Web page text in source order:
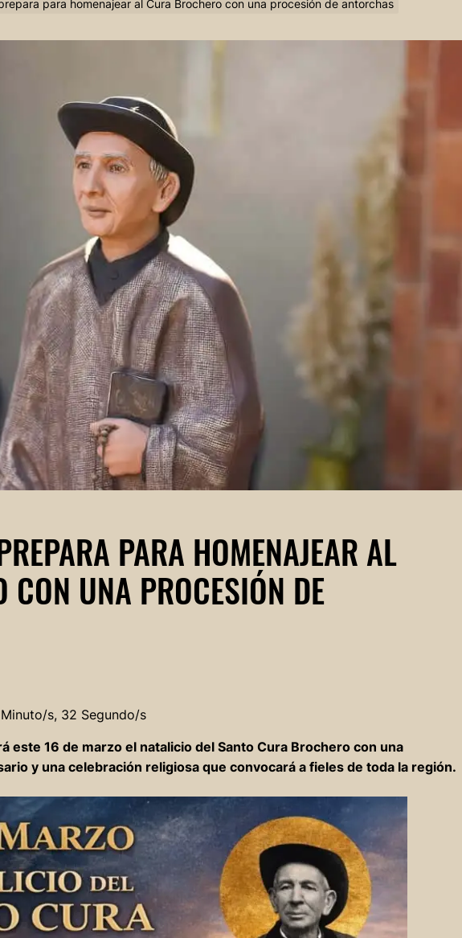
para homenajear al Cura Brochero con una procesión de antorchas
PARA HOMENAJEAR AL
CON UNA PROCESIÓN DE
s, 32 Segundo/s
este 16 de marzo el natalicio del Santo Cura Brochero con una
y una celebración religiosa que convocará a fieles de toda la región.